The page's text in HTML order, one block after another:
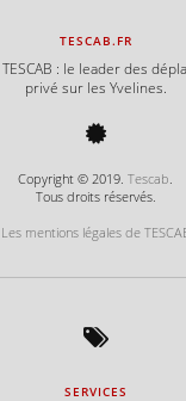
TESCAB.FR
: le leader des
privé sur les Yvelines.
Copyright © 2019. Tescab.
Tous droits réservés.
Les mentions légales de
SERVICES